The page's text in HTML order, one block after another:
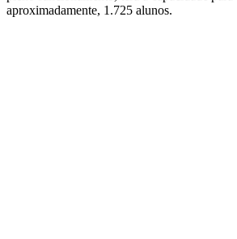
aproximadamente, 1.725 alunos.